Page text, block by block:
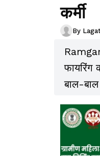
कर्मी
By
फायरिंग
बाल-